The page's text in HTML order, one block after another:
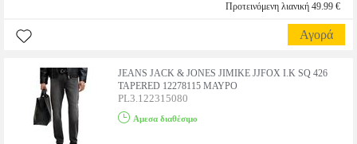
Προτεινόμενη λιανική 49.99 €
Αγορά
JEANS JACK & JONES JIMIKE JJFOX I.K SQ 426
TAPERED 12278115 ΜΑΥΡΟ
PL3.122315080
Αμεσα διαθέσιμο